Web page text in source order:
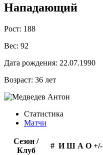
Нападающий
Рост: 188
Вес: 92
Дата рождения: 22.07.1990
Возраст: 36 лет
Статистика
Матчи
Сезон /
Клуб
# И Ш А О +/-